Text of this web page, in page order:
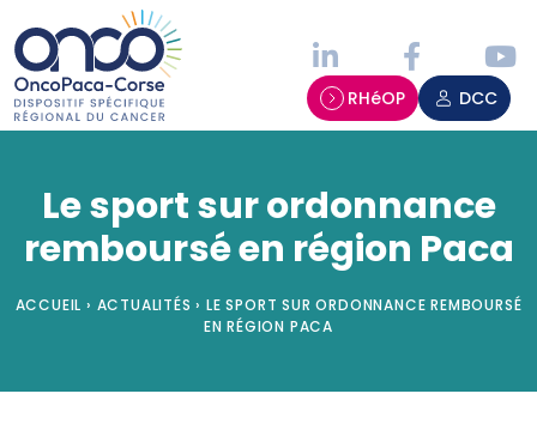
RHéOP DCC
Le sport sur ordonnance
remboursé en région Paca
ACCUEIL › ACTUALITÉS › LE SPORT SUR ORDONNANCE REMBOURSÉ
EN RÉGION PACA
Panneau de gestion des cookies